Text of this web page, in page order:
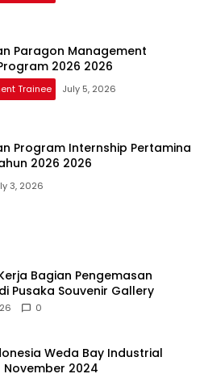
Paragon Management
2026 2026
Trainee July 5, 2026
Program Internship Pertamina
2026 2026
3, 2026
Bagian Pengemasan
Pusaka Souvenir Gallery
0
Weda Bay Industrial
November 2024